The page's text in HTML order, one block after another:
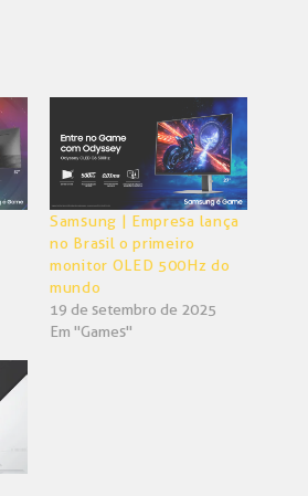
Samsung | Empresa lança
no Brasil o primeiro
monitor OLED 500Hz do
mundo
19 de setembro de 2025
Em "Games"